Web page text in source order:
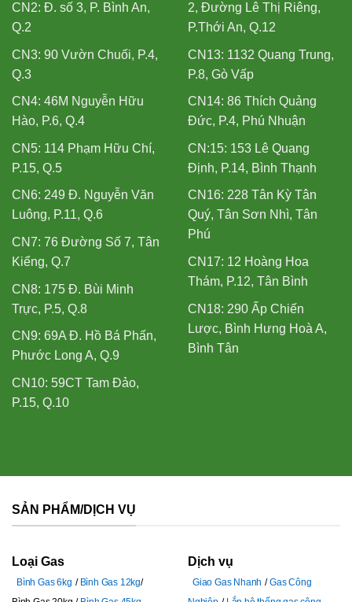
CN2: Đ. số 3, P. Bình An,
Q.2
CN3: 90 Vườn Chuối, P.4,
Q.3
CN4: 46M Nguyễn Hữu
Hào, P.6, Q.4
CN5: 114 Phạm Hữu Chí,
P.15, Q.5
CN6: 249 Đ. Nguyễn Văn
Luông, P.11, Q.6
CN7: 76 Đường Số 7, Tân
Kiểng, Q.7
CN8: 175 Đ. Bùi Minh
Trực, P.5, Q.8
CN9: 69A Đ. Hồ Bá Phấn,
Phước Long A, Q.9
CN10: 59CT Tam Đảo,
P.15, Q.10
2, Đường Lê Thị Riêng,
P.Thới An, Q.12
CN13: 1132 Quang Trung,
P.8, Gò Vấp
CN14: 86 Thích Quảng
Đức, P.4, Phú Nhuận
CN:15: 153 Lê Quang
Định, P.14, Bình Thạnh
CN16: 228 Tân Kỳ Tân
Quý, Tân Sơn Nhì, Tân
Phú
CN17: 12 Hoàng Hoa
Thám, P.12, Tân Bình
CN18: 290 Ấp Chiến
Lược, Bình Hưng Hoà A,
Bình Tân
SẢN PHẨM/DỊCH VỤ
Loại Gas
Bình Gas 6kg
Bình Gas 12kg
Dịch vụ
Giao Gas Nhanh
Gas Công